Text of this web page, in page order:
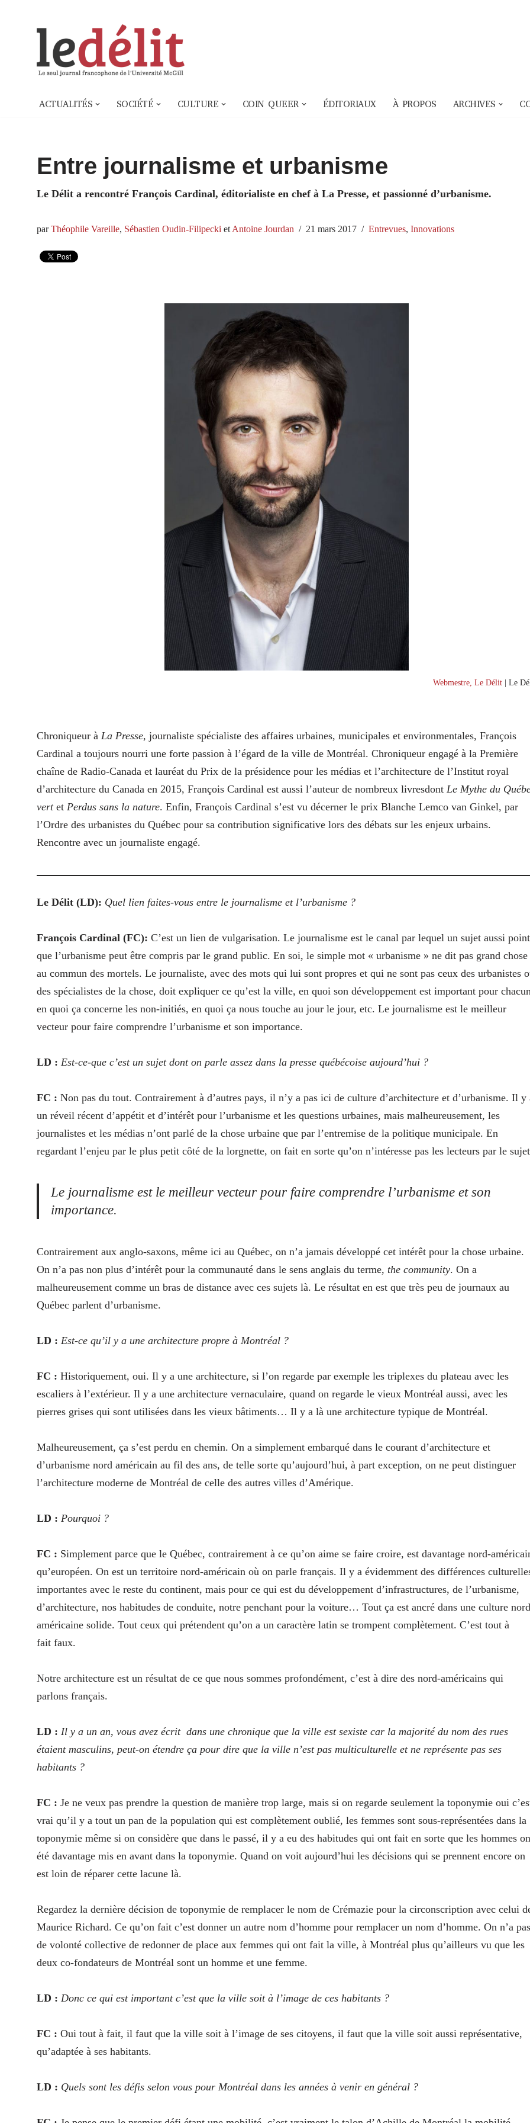
ACTUALITÉS SOCIÉTÉ CULTURE COIN QUEER ÉDITORIAUX À PROPOS ARCHIVES
Entre journalisme et urbanisme
Le Délit a rencontré François Cardinal, éditorialiste en chef à La Presse, et passionné d’urbanisme.
parThéophile Vareille, Sébastien Oudin-Filipecki etAntoine Jourdan 21 mars 2017 Entrevues, Innovations
Webmestre, Le Délit | Le
Chroniqueur à La Presse, journaliste spécialiste des affaires urbaines, municipales et environmentales, François
Cardinal a toujours nourri une forte passion à l’égard de la ville de Montréal. Chroniqueur engagé à la Première
chaîne de Radio-Canada et lauréat du Prix de la présidence pour les médias et l’architecture de l’Institut royal
d’architecture du Canada en 2015, François Cardinal est aussi l’auteur de nombreux livresdont Le Mythe du
vert et Perdus sans la nature. Enfin, François Cardinal s’est vu décerner le prix Blanche Lemco van Ginkel, par
l’Ordre des urbanistes du Québec pour sa contribution significative lors des débats sur les enjeux urbains.
Rencontre avec un journaliste engagé.
Le Délit (LD): Quel lien faites-vous entre le journalisme et l’urbanisme ?
François Cardinal (FC): C’est un lien de vulgarisation. Le journalisme est le canal par lequel un sujet aussi
que l’urbanisme peut être compris par le grand public. En soi, le simple mot « urbanisme » ne dit pas grand chose
au commun des mortels. Le journaliste, avec des mots qui lui sont propres et qui ne sont pas ceux des urbanistes
des spécialistes de la chose, doit expliquer ce qu’est la ville, en quoi son développement est important pour
en quoi ça concerne les non-initiés, en quoi ça nous touche au jour le jour, etc. Le journalisme est le meilleur
vecteur pour faire comprendre l’urbanisme et son importance.
LD : Est-ce-que c’est un sujet dont on parle assez dans la presse québécoise aujourd’hui ?
FC : Non pas du tout. Contrairement à d’autres pays, il n’y a pas ici de culture d’architecture et d’urbanisme. Il y
un réveil récent d’appétit et d’intérêt pour l’urbanisme et les questions urbaines, mais malheureusement, les
journalistes et les médias n’ont parlé de la chose urbaine que par l’entremise de la politique municipale. En
regardant l’enjeu par le plus petit côté de la lorgnette, on fait en sorte qu’on n’intéresse pas les lecteurs par le
Le journalisme est le meilleur vecteur pour faire comprendre l’urbanisme et son
importance.
Contrairement aux anglo-saxons, même ici au Québec, on n’a jamais développé cet intérêt pour la chose urbaine.
On n’a pas non plus d’intérêt pour la communauté dans le sens anglais du terme, the community. On a
malheureusement comme un bras de distance avec ces sujets là. Le résultat en est que très peu de journaux au
Québec parlent d’urbanisme.
LD : Est-ce qu’il y a une architecture propre à Montréal ?
FC : Historiquement, oui. Il y a une architecture, si l’on regarde par exemple les triplexes du plateau avec les
escaliers à l’extérieur. Il y a une architecture vernaculaire, quand on regarde le vieux Montréal aussi, avec les
pierres grises qui sont utilisées dans les vieux bâtiments… Il y a là une architecture typique de Montréal.
Malheureusement, ça s’est perdu en chemin. On a simplement embarqué dans le courant d’architecture et
d’urbanisme nord américain au fil des ans, de telle sorte qu’aujourd’hui, à part exception, on ne peut distinguer
l’architecture moderne de Montréal de celle des autres villes d’Amérique.
LD : Pourquoi ?
FC : Simplement parce que le Québec, contrairement à ce qu’on aime se faire croire, est davantage nord-
qu’européen. On est un territoire nord-américain où on parle français. Il y a évidemment des différences
importantes avec le reste du continent, mais pour ce qui est du développement d’infrastructures, de l’urbanisme,
d’architecture, nos habitudes de conduite, notre penchant pour la voiture… Tout ça est ancré dans une culture
américaine solide. Tout ceux qui prétendent qu’on a un caractère latin se trompent complètement. C’est tout à
fait faux.
Notre architecture est un résultat de ce que nous sommes profondément, c’est à dire des nord-américains qui
parlons français.
LD : Il y a un an, vous avez écrit dans une chronique que la ville est sexiste car la majorité du nom des rues
étaient masculins, peut-on étendre ça pour dire que la ville n’est pas multiculturelle et ne représente pas ses
habitants ?
FC : Je ne veux pas prendre la question de manière trop large, mais si on regarde seulement la toponymie oui
vrai qu’il y a tout un pan de la population qui est complètement oublié, les femmes sont sous-représentées dans la
toponymie même si on considère que dans le passé, il y a eu des habitudes qui ont fait en sorte que les hommes
été davantage mis en avant dans la toponymie. Quand on voit aujourd’hui les décisions qui se prennent encore on
est loin de réparer cette lacune là.
Regardez la dernière décision de toponymie de remplacer le nom de Crémazie pour la circonscription avec celui
Maurice Richard. Ce qu’on fait c’est donner un autre nom d’homme pour remplacer un nom d’homme. On n’a pas
de volonté collective de redonner de place aux femmes qui ont fait la ville, à Montréal plus qu’ailleurs vu que les
deux co-fondateurs de Montréal sont un homme et une femme.
LD : Donc ce qui est important c’est que la ville soit à l’image de ces habitants ?
FC : Oui tout à fait, il faut que la ville soit à l’image de ses citoyens, il faut que la ville soit aussi représentative,
qu’adaptée à ses habitants.
LD : Quels sont les défis selon vous pour Montréal dans les années à venir en général ?